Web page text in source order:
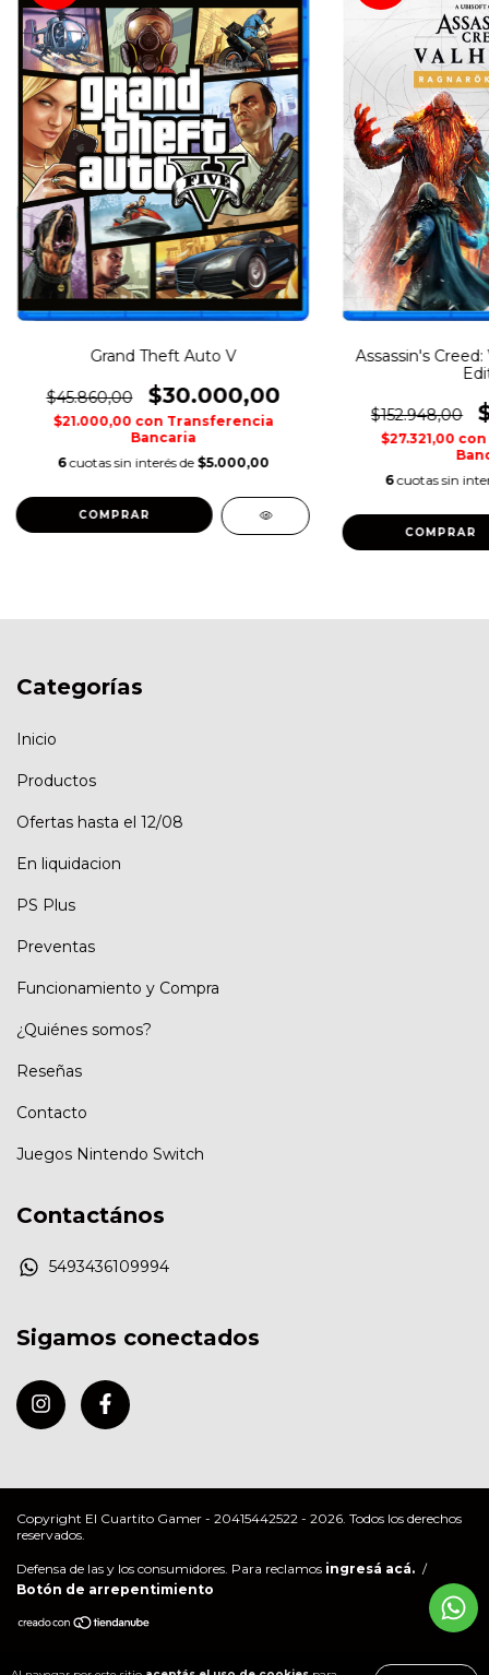
Grand Theft Auto V
$45.860,00 $30.000,00
$21.000,00 con Transferencia
Bancaria
6 cuotas sin interés de $5.000,00
COMPRAR
Assassin's
$152.948,00
$27.321,00 con
6 cuotas sin
COMPRAR
Categorías
Inicio
Productos
Ofertas hasta el 12/08
En liquidacion
PS Plus
Preventas
Funcionamiento y Compra
¿Quiénes somos?
Reseñas
Contacto
Juegos Nintendo Switch
Contactános
5493436109994
Sigamos conectados
Copyright El Cuartito Gamer - 20415442522 - 2026. Todos los derechos
reservados.
Defensa de las y los consumidores. Para reclamos ingresá acá. /
Botón de arrepentimiento